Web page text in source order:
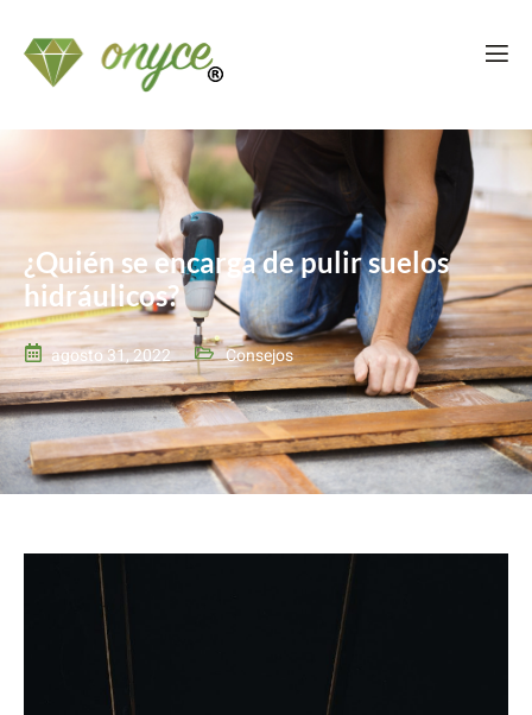
¿Quién se encarga de pulir suelos
hidráulicos?
agosto 31, 2022 Consejos